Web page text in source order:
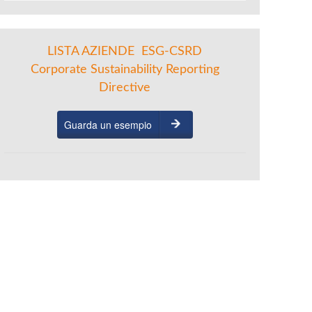
LISTA AZIENDE ESG-CSRD
Corporate Sustainability Reporting
Directive
Guarda un esempio